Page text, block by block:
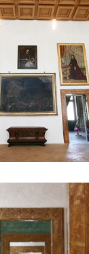
del piano nobile